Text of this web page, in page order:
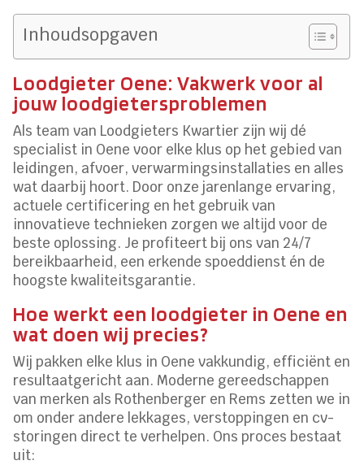
Inhoudsopgaven
Loodgieter Oene: Vakwerk voor al
jouw loodgietersproblemen
Als team van Loodgieters Kwartier zijn wij dé
specialist in Oene voor elke klus op het gebied van
leidingen, afvoer, verwarmingsinstallaties en alles
wat daarbij hoort. Door onze jarenlange ervaring,
actuele certificering en het gebruik van
innovatieve technieken zorgen we altijd voor de
beste oplossing. Je profiteert bij ons van 24/7
bereikbaarheid, een erkende spoeddienst én de
hoogste kwaliteitsgarantie.
Hoe werkt een loodgieter in Oene en
wat doen wij precies?
Wij pakken elke klus in Oene vakkundig, efficiënt en
resultaatgericht aan. Moderne gereedschappen
van merken als Rothenberger en Rems zetten we in
om onder andere lekkages, verstoppingen en cv-
storingen direct te verhelpen. Ons proces bestaat
uit: